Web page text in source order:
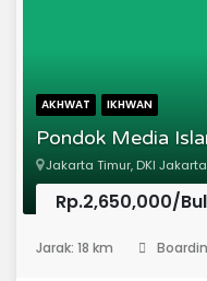
AKHWAT IKHWAN
Pondok Media
Jakarta Timur, DKI Jakarta
Rp.2,650,000/
Jarak: 18 km